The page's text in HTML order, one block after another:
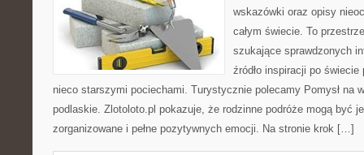
wskazówki oraz opisy
całym świecie. To
szukające sprawdzonych
źródło inspiracji po
nieco starszymi pociechami. Turystycznie polecamy Pomysł na
podlaskie. Zlotoloto.pl pokazuje, że rodzinne podróże mogą być
zorganizowane i pełne pozytywnych emocji. Na stronie krok […]